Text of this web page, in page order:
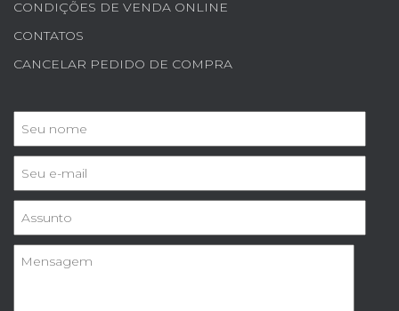
CONDIÇÕES DE VENDA ONLINE
CONTATOS
CANCELAR PEDIDO DE COMPRA